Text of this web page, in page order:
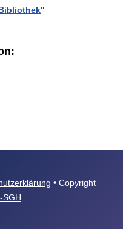
"
• Copyright
SGH